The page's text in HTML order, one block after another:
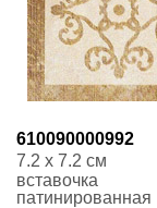
610090000992
7.2 x 7.2 см
вставочка
патинированная